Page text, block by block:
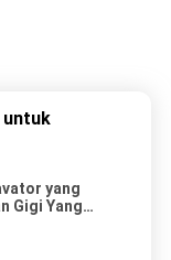
untuk
yang
Gigi Yang